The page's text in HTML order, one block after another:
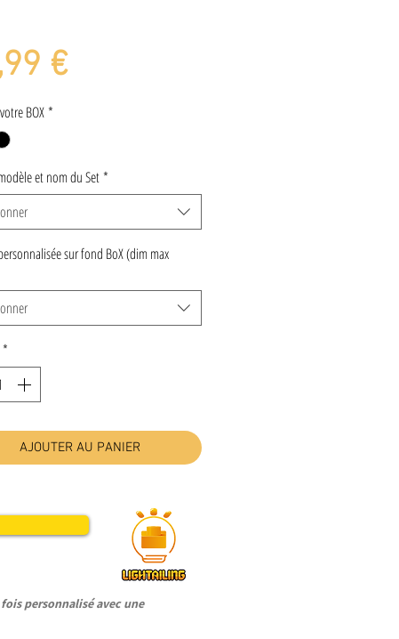
€Prix
BOX*
et nom du Set*
sur fond BoX (dim max
*
AJOUTER AU PANIER
personnalisé avec une